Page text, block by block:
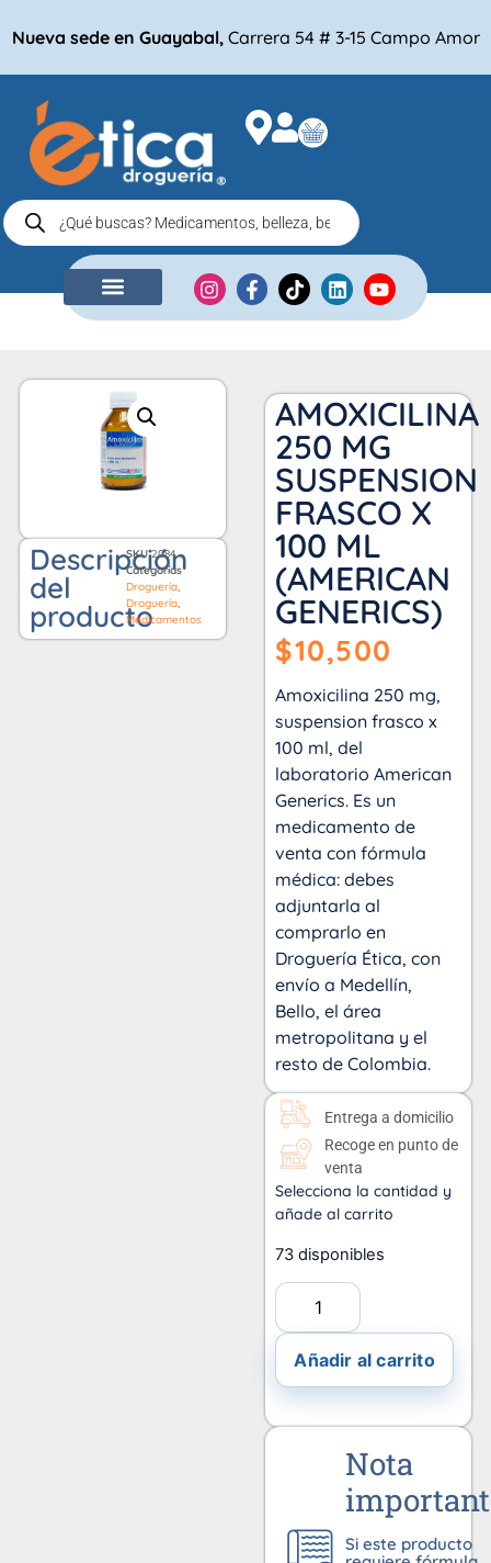
Nueva sede en Guayabal, Carrera 54 # 3-15 Campo Amor
Descripción
del
producto
SKU2084
Categorías
Droguería,
Droguería,
Medicamentos
AMOXICILINA
250 MG
SUSPENSION
FRASCO X
100 ML
(AMERICAN
GENERICS)
$10,500
Amoxicilina 250 mg,
suspension frasco x
100 ml, del
laboratorio American
Generics. Es un
medicamento de
venta con fórmula
médica: debes
adjuntarla al
comprarlo en
Droguería Ética, con
envío a Medellín,
Bello, el área
metropolitana y el
resto de Colombia.
Entrega a domicilio
Recoge en punto de
venta
Selecciona la cantidad y
añade al carrito
73 disponibles
Añadir al carrito
Nota
Si este producto